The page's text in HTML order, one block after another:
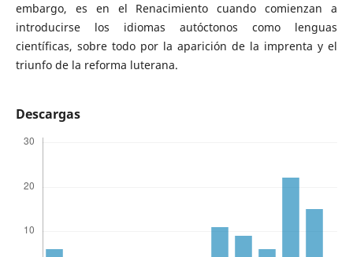
embargo, es en el Renacimiento cuando comienzan a
introducirse los idiomas autóctonos como lenguas
científicas, sobre todo por la aparición de la imprenta y el
triunfo de la reforma luterana.
Descargas